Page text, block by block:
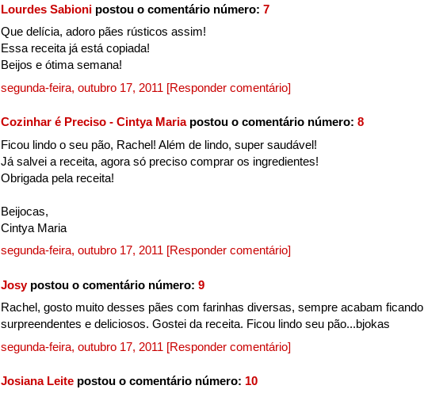
Lourdes Sabioni postou o comentário número: 7
Que delícia, adoro pães rústicos assim!
Essa receita já está copiada!
Beijos e ótima semana!
segunda-feira, outubro 17, 2011 [Responder comentário]
Cozinhar é Preciso - Cintya Mariapostou o comentário número: 8
Ficou lindo o seu pão, Rachel! Além de lindo, super saudável!
Já salvei a receita, agora só preciso comprar os ingredientes!
Obrigada pela receita!
Beijocas,
Cintya Maria
segunda-feira, outubro 17, 2011 [Responder comentário]
Josypostou o comentário número: 9
Rachel, gosto muito desses pães com farinhas diversas, sempre acabam ficando
surpreendentes e deliciosos. Gostei da receita. Ficou lindo seu pão...bjokas
segunda-feira, outubro 17, 2011 [Responder comentário]
Josiana Leite postou o comentário número: 10